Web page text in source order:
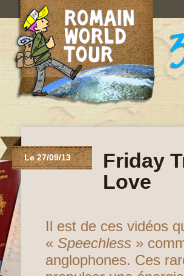
Le 27/09/13
Friday
Love
Il est de ces vidéos
« Speechless »
anglophones. Ces